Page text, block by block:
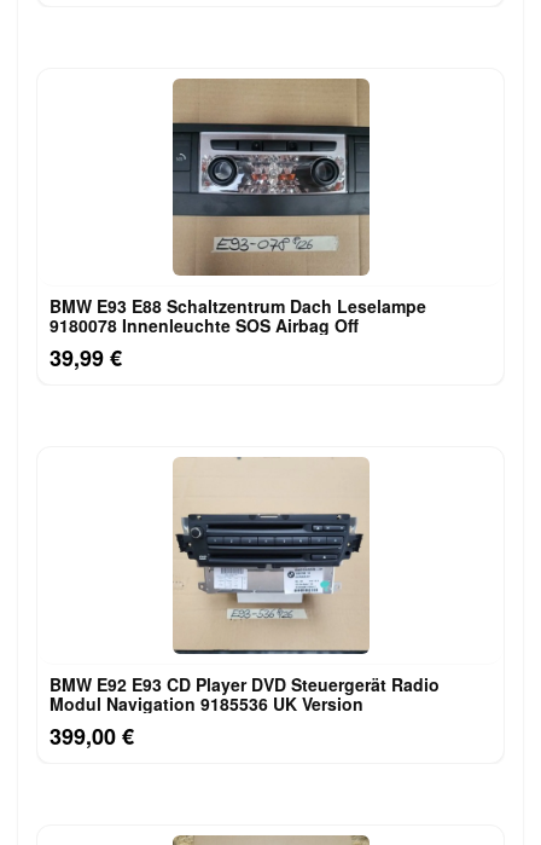
BMW E93 E88 Schaltzentrum Dach Leselampe
9180078 Innenleuchte SOS Airbag Off
39,99 €
BMW E92 E93 CD Player DVD Steuergerät Radio
Modul Navigation 9185536 UK Version
399,00 €